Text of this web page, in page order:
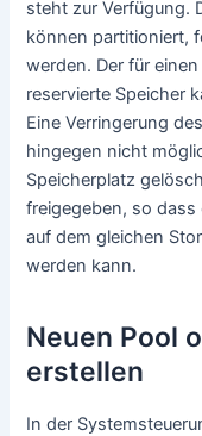
steht zur Verfügung.
können partitioniert,
werden. Der für
reservierte Speicher
Eine Verringerung
hingegen nicht
Speicherplatz
freigegeben, so dass
auf dem gleichen
werden kann.
Neuen Pool
erstellen
In der